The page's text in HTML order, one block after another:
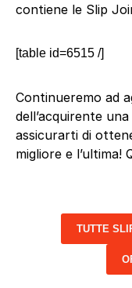
contiene le Slip
[table id=6515 /]
Continueremo ad
dell’acquirente
assicurarti di
migliore e l’ultima!
TUTTE